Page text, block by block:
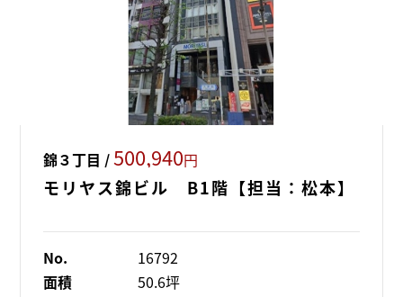
錦３丁目 /500,940円
モリヤス錦ビル B1階【担当：松本】
No.
16792
面積
50.6坪